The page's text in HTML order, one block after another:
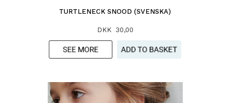
TURTLENECK SNOOD (SVENSKA)
DKK 30,00